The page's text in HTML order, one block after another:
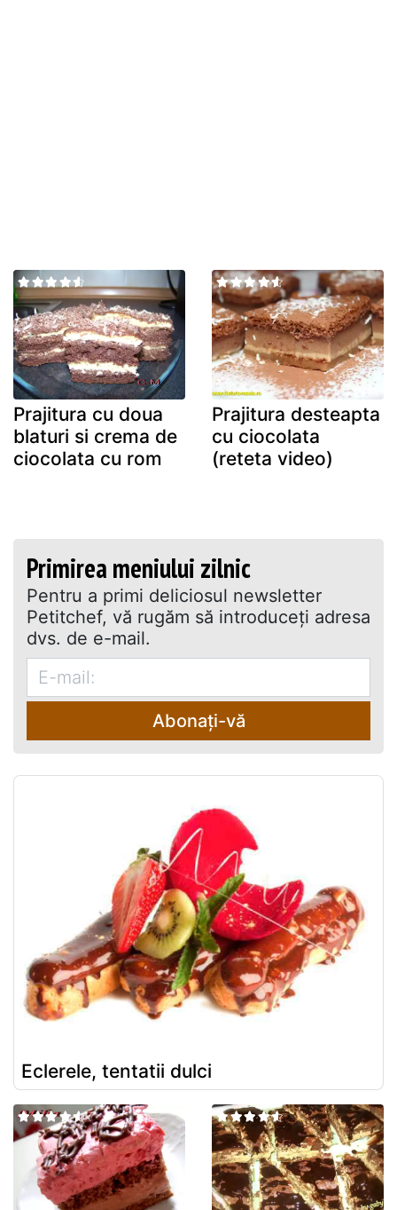
Prajitura cu doua
blaturi si crema de
ciocolata cu rom
Prajitura desteapta
cu ciocolata
(reteta video)
Primirea meniului zilnic
Pentru a primi deliciosul newsletter
Petitchef, vă rugăm să introduceţi adresa
dvs. de e-mail.
Abonați-vă
Eclerele, tentatii dulci